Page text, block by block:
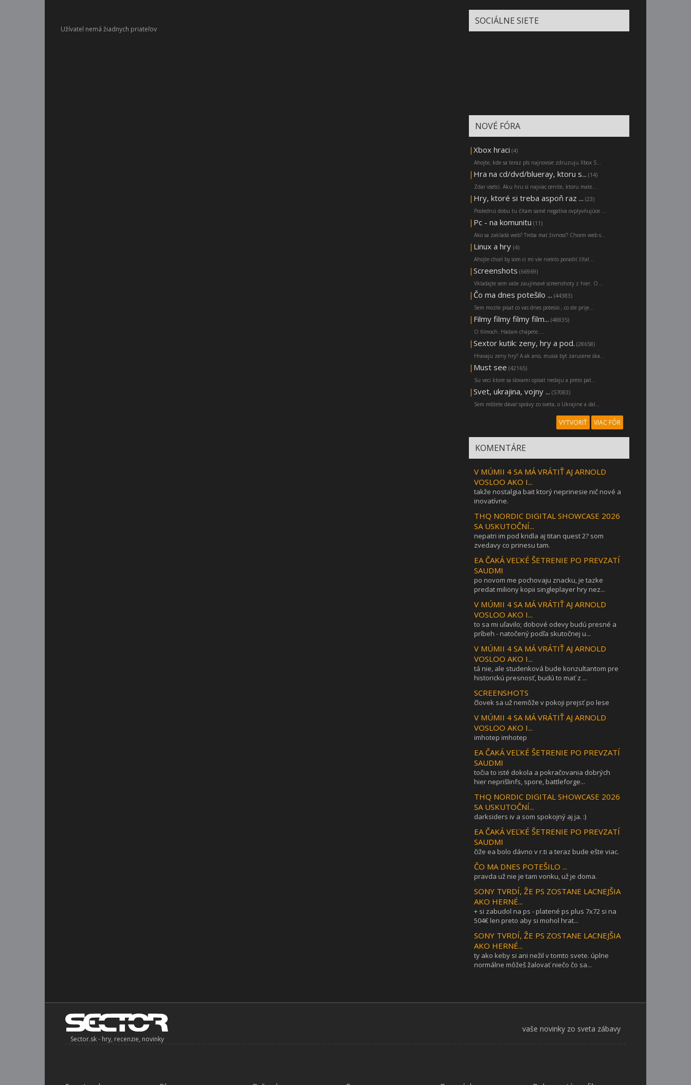
Užívatel nemá žiadnych priateľov
SOCIÁLNE SIETE
NOVÉ FÓRA
| Xbox hraci (4)
Ahojte, kde sa teraz pls najnovsie zdruzuju Xbox S...
| Hra na cd/dvd/blueray, ktoru s... (14)
Zdar vsetci. Aku hru si najviac cenite, ktoru mate...
| Hry, ktoré si treba aspoň raz ... (23)
Poslednú dobu tu čítam samé negatíva ovplyvňujúce ...
| Pc - na komunitu (11)
Ako sa zakladá web? Treba mať živnosť? Chcem web s...
| Linux a hry (4)
Ahojte chcel by som ci mi vie niekto poradiť čítal...
| Screenshots (66969)
Vkladajte sem vaše zaujímavé screenshoty z hier. O...
| Čo ma dnes potešilo ... (44383)
Sem mozte pisat co vas dnes potesio , co ste prije...
| Filmy filmy filmy film... (48835)
O filmoch. Hádam chápete....
| Sextor kutik: zeny, hry a pod. (28658)
Hravaju zeny hry? A ak ano, musia byt zarucene ska...
| Must see (42165)
Su veci ktore sa slovami opisat nedaju a preto pat...
| Svet, ukrajina, vojny ... (57083)
Sem môžete dávať správy zo sveta, o Ukrajine a ďal...
VYTVORIŤ VIAC FÓR
KOMENTÁRE
V MÚMII 4 SA MÁ VRÁTIŤ AJ ARNOLD
VOSLOO AKO I...
takže nostalgia bait ktorý neprinesie nič nové a
inovatívne.
THQ NORDIC DIGITAL SHOWCASE 2026
SA USKUTOČNÍ...
nepatri im pod kridla aj titan quest 2? som
zvedavy co prinesu tam.
EA ČAKÁ VEĽKÉ ŠETRENIE PO PREVZATÍ
SAUDMI
po novom me pochovaju znacku, je tazke
predat miliony kopii singleplayer hry nez...
V MÚMII 4 SA MÁ VRÁTIŤ AJ ARNOLD
VOSLOO AKO I...
to sa mi uľavilo; dobové odevy budú presné a
príbeh - natočený podľa skutočnej u...
V MÚMII 4 SA MÁ VRÁTIŤ AJ ARNOLD
VOSLOO AKO I...
tá nie, ale studenková bude konzultantom pre
historickú presnosť, budú to mať z ...
SCREENSHOTS
človek sa už nemôže v pokoji prejsť po lese
V MÚMII 4 SA MÁ VRÁTIŤ AJ ARNOLD
VOSLOO AKO I...
imhotep imhotep
EA ČAKÁ VEĽKÉ ŠETRENIE PO PREVZATÍ
SAUDMI
točia to isté dokola a pokračovania dobrých
hier neprišlinfs, spore, battleforge...
THQ NORDIC DIGITAL SHOWCASE 2026
SA USKUTOČNÍ...
darksiders iv a som spokojný aj ja. :)
EA ČAKÁ VEĽKÉ ŠETRENIE PO PREVZATÍ
SAUDMI
čiže ea bolo dávno v r.ti a teraz bude ešte viac.
ČO MA DNES POTEŠILO ...
pravda už nie je tam vonku, už je doma.
SONY TVRDÍ, ŽE PS ZOSTANE LACNEJŠIA
AKO HERNÉ...
+ si zabudol na ps - platené ps plus 7x72 si na
504€ len preto aby si mohol hrat...
SONY TVRDÍ, ŽE PS ZOSTANE LACNEJŠIA
AKO HERNÉ...
ty ako keby si ani nežil v tomto svete. úplne
normálne môžeš žalovať niečo čo sa...
vaše novinky zo sveta zábavy
Sector.sk - hry, recenzie, novinky